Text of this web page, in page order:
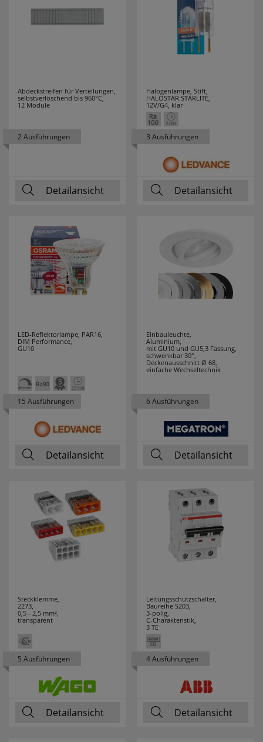
Abdeckstreifen für Verteilungen,
selbstverlöschend bis 960°C,
12 Module
2 Ausführungen
Detailansicht
Halogenlampe, Stift,
HALOSTAR STARLITE,
12V/G4, klar
3 Ausführungen
Detailansicht
LED-Reflektorlampe, PAR16,
DIM Performance,
GU10
15 Ausführungen
Detailansicht
Einbauleuchte,
Aluminium,
mit GU10 und GU5,3 Fassung,
schwenkbar 30°,
Deckenausschnitt Ø 68,
einfache Wechseltechnik
6 Ausführungen
Detailansicht
Steckklemme,
2273,
0,5 - 2,5 mm²,
transparent
5 Ausführungen
Detailansicht
Leitungsschutzschalter,
Baureihe S203,
3-polig,
C-Charakteristik,
3 TE
4 Ausführungen
Detailansicht